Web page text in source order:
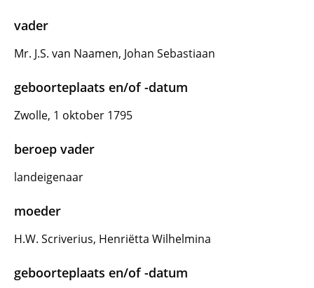
vader
Mr. J.S. van Naamen, Johan Sebastiaan
geboorteplaats en/of -datum
Zwolle, 1 oktober 1795
beroep vader
landeigenaar
moeder
H.W. Scriverius, Henriëtta Wilhelmina
geboorteplaats en/of -datum